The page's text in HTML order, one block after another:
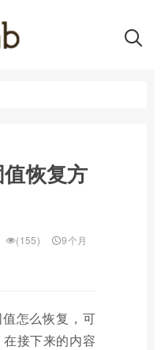
恢复方
(155)
9个月
怎么恢复，可
接下来的内容